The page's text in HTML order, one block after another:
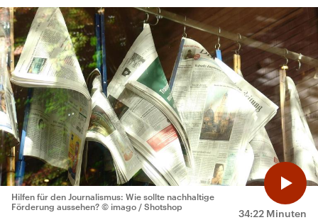
34:22 Minuten
Hilfen für den Journalismus: Wie sollte nachhaltige
Förderung aussehen? © imago / Shotshop